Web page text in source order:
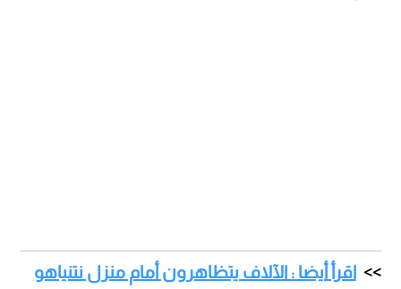
اقرأ أيضا : الآلاف يتظاهرون أمام منزل نتنياهو